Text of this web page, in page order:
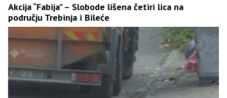
Akcija “Fabija” – Slobode lišena četiri lica na
području Trebinja i Bileće